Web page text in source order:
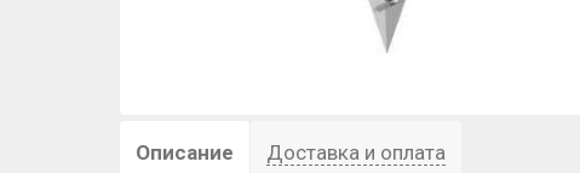
Описание Доставка и оплата